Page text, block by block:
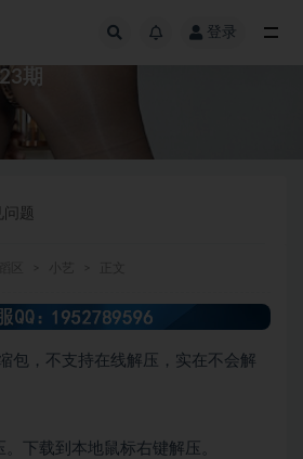
登录
期
问题
包，不支持在线解压，实在不会解
下载到本地鼠标右键解压。